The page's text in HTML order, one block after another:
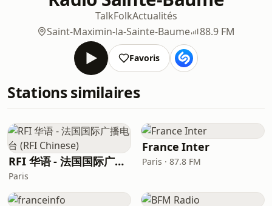
TalkFolkActualités
Saint-Maximin-la-Sainte-Baume
88.9 FM
Favoris
Stations similaires
RFI 华语 - 法国国际广播电台 (RFI Chinese)
Paris
France Inter
Paris · 87.8 FM